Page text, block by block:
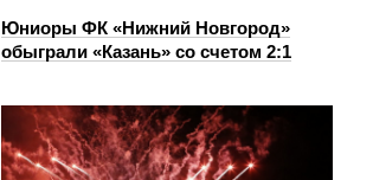
Юниоры ФК «Нижний Новгород»
обыграли «Казань» со счетом 2:1